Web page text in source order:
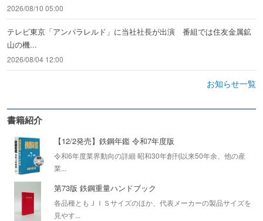
2026/08/10 05:00
テレビ東京「アンパラレルド」に当社社長が出演 番組では住友金属鉱
山の機...
2026/08/04 12:00
お知らせ一覧
書籍紹介
【12/2発売】鉄鋼年鑑 令和7年度版
令和6年度業界動向の詳細 昭和30年創刊以来50年余、他の産
業...
第73版 鉄鋼重量ハンドブック
各品種ともＪＩＳサイズのほか、代表メーカーの製品サイズを
見やす...